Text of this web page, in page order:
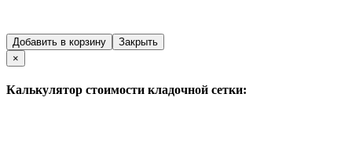
Добавить в корзину
Закрыть
×
Калькулятор стоимости кладочной сетки: